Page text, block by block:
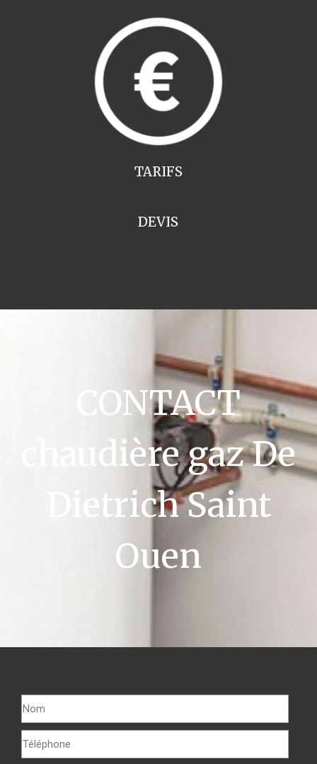
TARIFS
DEVIS
CONTACT
chaudière gaz De
Dietrich Saint
Ouen